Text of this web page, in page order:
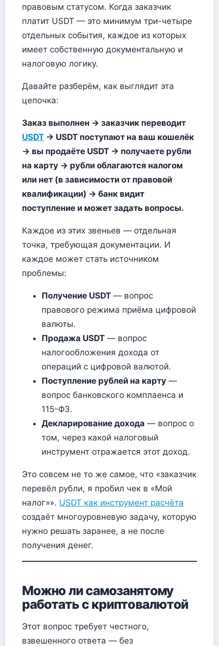
правовым статусом. Когда заказчик
платит USDT — это минимум три-четыре
отдельных события, каждое из которых
имеет собственную документальную и
налоговую логику.
Давайте разберём, как выглядит эта
цепочка:
Заказ выполнен → заказчик переводит
USDT → USDT поступают на ваш кошелёк
→ вы продаёте USDT → получаете рубли
на карту → рубли облагаются налогом
или нет (в зависимости от правовой
квалификации) → банк видит
поступление и может задать вопросы.
Каждое из этих звеньев — отдельная
точка, требующая документации. И
каждое может стать источником
проблемы:
Получение USDT — вопрос
правового режима приёма цифровой
валюты.
Продажа USDT — вопрос
налогообложения дохода от
операций с цифровой валютой.
Поступление рублей на карту —
вопрос банковского комплаенса и
115-ФЗ.
Декларирование дохода — вопрос о
том, через какой налоговый
инструмент отражается этот доход.
Это совсем не то же самое, что «заказчик
перевёл рубли, я пробил чек в «Мой
налог»». USDT как инструмент расчёта
создаёт многоуровневую задачу, которую
нужно решать заранее, а не после
получения денег.
Можно ли самозанятому
работать с криптовалютой
Этот вопрос требует честного,
взвешенного ответа — без